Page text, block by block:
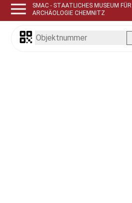
SMAC - STAATLICHES MUSEUM FÜR
ARCHÄOLOGIE CHEMNITZ